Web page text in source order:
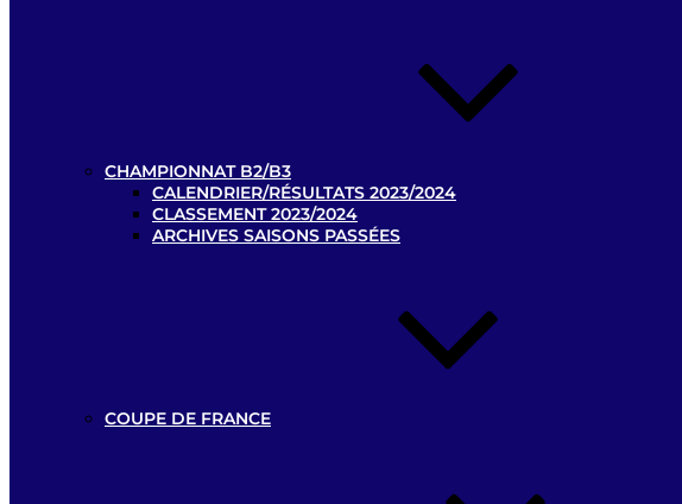
CHAMPIONNAT B2/B3
CALENDRIER/RÉSULTATS 2023/2024
CLASSEMENT 2023/2024
ARCHIVES SAISONS PASSÉES
COUPE DE FRANCE